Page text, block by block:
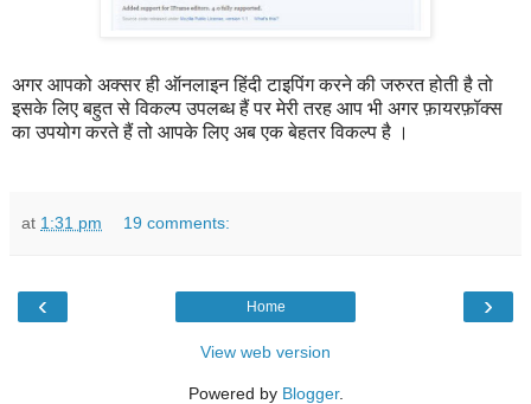
अगर आपको अक्सर ही ऑनलाइन हिंदी टाइपिंग करने की जरुरत होती है तो
इसके लिए बहुत से विकल्प उपलब्ध हैं पर मेरी तरह आप भी अगर फ़ायरफ़ॉक्स
का उपयोग करते हैं तो आपके लिए अब एक बेहतर विकल्प है ।
at 1:31 pm 19 comments:
‹ ›
Home
View web version
Powered by Blogger.